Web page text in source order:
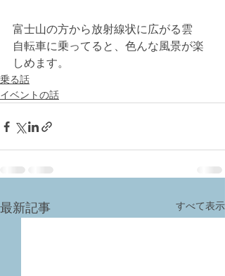
富士山の方から放射線状に広がる雲
自転車に乗ってると、色んな風景が楽
しめます。
乗る話
イベントの話
最新記事 すべて表示